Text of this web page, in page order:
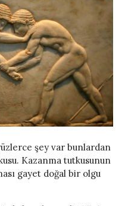
şey var bunlardan
Kazanma tutkusunun
gayet doğal bir olgu